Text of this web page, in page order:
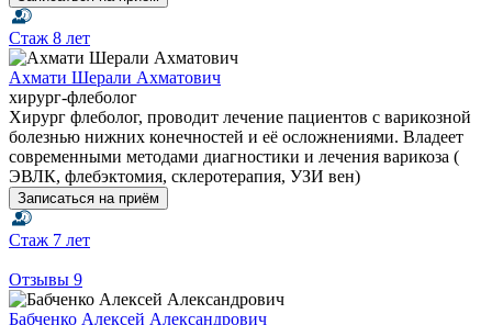
Стаж 8 лет
Ахмати Шерали Ахматович
хирург-флеболог
Хирург флеболог, проводит лечение пациентов с варикозной
болезнью нижних конечностей и её осложнениями. Владеет
современными методами диагностики и лечения варикоза (
ЭВЛК, флебэктомия, склеротерапия, УЗИ вен)
Записаться на приём
Стаж 7 лет
Отзывы 9
Бабченко Алексей Александрович